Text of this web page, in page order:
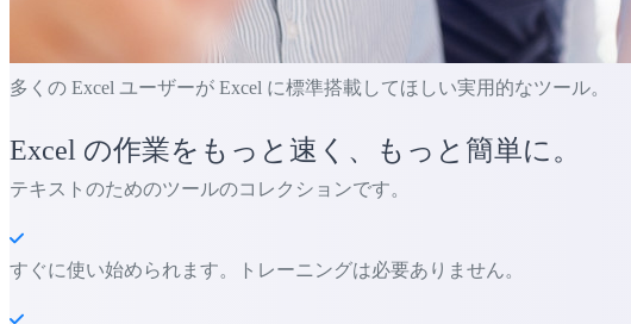
多くの Excel ユーザーが Excel に標準搭載してほしい実用的なツール。
Excel の作業をもっと速く、もっと簡単に。
テキストのためのツールのコレクションです。
すぐに使い始められます。トレーニングは必要ありません。